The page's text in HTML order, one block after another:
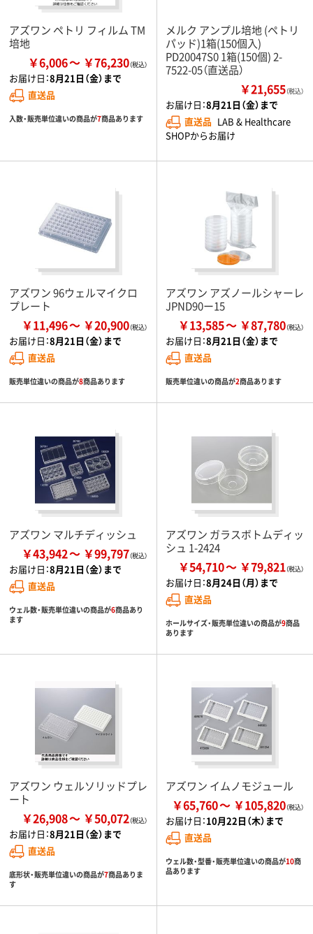
アズワン ペトリ フィルム TM
培地
￥6,006 ￥76,230
お届け日：8月21日（金）まで
直送品
入数・販売単位違いの商品が7商品あります
メルク アンプル培地 (ペトリ
パッド)1箱(150個入)
PD20047S0 1箱(150個) 2-
7522-05（直送品）
￥21,655（税込）
お届け日：8月21日（金）まで
直送品 LAB & Healthcare
SHOPからお届け
アズワン 96ウェルマイクロ
プレート
￥11,496 ￥20,900
お届け日：8月21日（金）まで
直送品
販売単位違いの商品が8商品あります
アズワン アズノールシャーレ
JPND90ー15
￥13,585 ￥87,780
お届け日：8月21日（金）まで
直送品
販売単位違いの商品が2商品あります
アズワン マルチディッシュ
￥43,942 ￥99,797
お届け日：8月21日（金）まで
直送品
ウェル数・販売単位違いの商品が6商品あり
ます
アズワン ガラスボトムディッ
シュ 1-2424
￥54,710 ￥79,821
お届け日：8月24日（月）まで
直送品
ホールサイズ・販売単位違いの商品が9商品
あります
アズワン ウェルソリッドプレ
ート
￥26,908 ￥50,072
お届け日：8月21日（金）まで
直送品
底形状・販売単位違いの商品が7商品ありま
す
アズワン イムノモジュール
￥65,760 ￥105,820
お届け日：10月22日（木）まで
直送品
ウェル数・型番・販売単位違いの商品が10商
品あります